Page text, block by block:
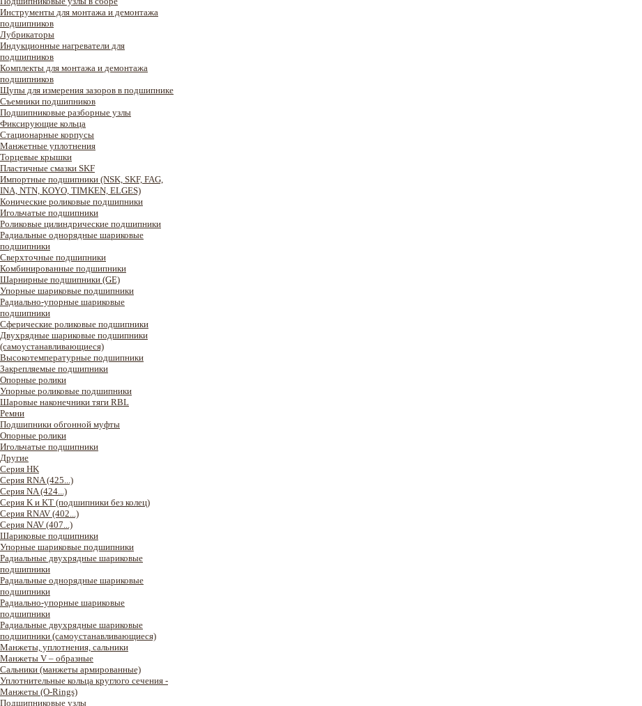
Инструменты для монтажа и демонтажа
подшипников
Лубрикаторы
Индукционные нагреватели для
подшипников
Комплекты для монтажа и демонтажа
подшипников
Щупы для измерения зазоров в подшипнике
Съемники подшипников
Подшипниковые разборные узлы
Фиксирующие кольца
Стационарные корпусы
Манжетные уплотнения
Торцевые крышки
Пластичные смазки SKF
Импортные подшипники (NSK, SKF, FAG,
INA, NTN, KOYO, TIMKEN, ELGES)
Конические роликовые подшипники
Игольчатые подшипники
Роликовые цилиндрические подшипники
Радиальные однорядные шариковые
подшипники
Сверхточные подшипники
Комбинированные подшипники
Шарнирные подшипники (GE)
Упорные шариковые подшипники
Радиально-упорные шариковые
подшипники
Сферические роликовые подшипники
Двухрядные шариковые подшипники
(самоустанавливающиеся)
Высокотемпературные подшипники
Закрепляемые подшипники
Опорные ролики
Упорные роликовые подшипники
Шаровые наконечники тяги RBL
Ремни
Подшипники обгонной муфты
Опорные ролики
Игольчатые подшипники
Другие
Серия HK
Серия RNA (425...)
Серия NA (424...)
Серия K и KT (подшипники без колец)
Серия RNAV (402...)
Серия NAV (407...)
Шариковые подшипники
Упорные шариковые подшипники
Радиальные двухрядные шариковые
подшипники
Радиальные однорядные шариковые
подшипники
Радиально-упорные шариковые
подшипники
Радиальные двухрядные шариковые
подшипники (самоустанавливающиеся)
Манжеты, уплотнения, сальники
Манжеты V – образные
Сальники (манжеты армированные)
Уплотнительные кольца круглого сечения -
Манжеты (O-Rings)
Подшипниковые узлы